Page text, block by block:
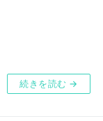
続きを読む →